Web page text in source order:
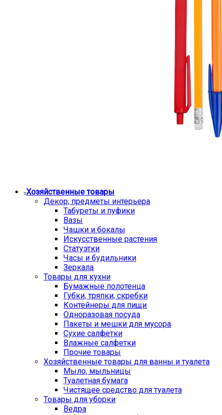
Хозяйственные товары
Декор, предметы интерьера
Табуреты и пуфики
Вазы
Чашки и бокалы
Искусственные растения
Статуэтки
Часы и будильники
Зеркала
Товары для кухни
Бумажные полотенца
Губки, тряпки, скребки
Контейнеры для пищи
Одноразовая посуда
Пакеты и мешки для мусора
Сухие салфетки
Влажные салфетки
Прочие товары
Хозяйственные товары для ванны и туалета
Мыло, мыльницы
Туалетная бумага
Чистящее средство для туалета
Товары для уборки
Ведра